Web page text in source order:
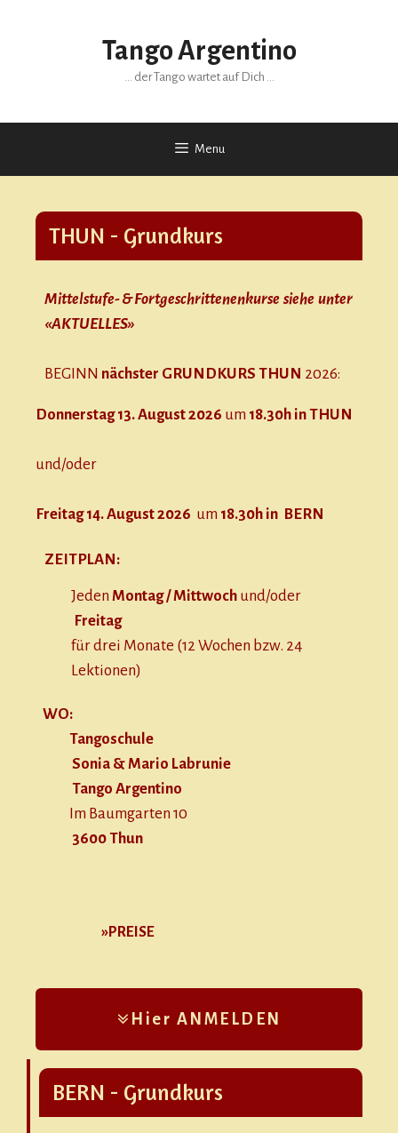
Tango Argentino
… der Tango wartet auf Dich …
Menu
THUN - Grundkurs
Mittelstufe- & Fortgeschrittenenkurse siehe unter
«AKTUELLES»
BEGINN nächster GRUNDKURS THUN 2026:
Donnerstag 13. August 2026 um 18.30h in THUN
und/oder
Freitag 14. August 2026 um 18.30h in BERN
ZEITPLAN:
Jeden Montag / Mittwoch und/oder
Freitag
für drei Monate (12 Wochen bzw. 24
Lektionen)
WO:
Tangoschule
Sonia & Mario Labrunie
Tango Argentino
Im Baumgarten 10
3600 Thun
»PREISE
Hier ANMELDEN
BERN - Grundkurs